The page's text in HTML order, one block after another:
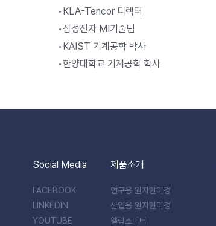
• KLA-Tencor 디렉터
• 삼성전자 MI기술팀
• KAIST 기계공학 박사
•한양대학교 기계공학 학사
Social Media
FACEBOOK
LINKEDIN
YOUTUBE
제품소개
연구용 원자현미경
산업용 원자현미경
엘립소미터